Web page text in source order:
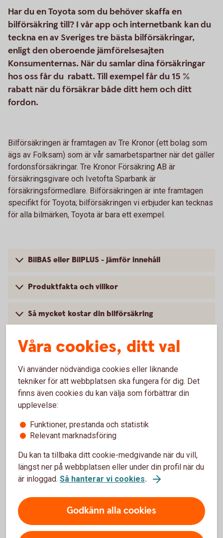
Har du en Toyota som du behöver skaffa en
bilförsäkring till? I vår app och internetbank kan du
teckna en av Sveriges tre bästa bilförsäkringar,
enligt den oberoende jämförelsesajten
Konsumenternas. När du samlar dina försäkringar
hos oss får du rabatt. Till exempel får du 15 %
rabatt när du försäkrar både ditt hem och ditt
fordon.
Bilförsäkringen är framtagen av Tre Kronor (ett bolag som
ägs av Folksam) som är vår samarbetspartner när det gäller
fordonsförsäkringar. Tre Kronor Försäkring AB är
försäkringsgivare och Ivetofta Sparbank är
försäkringsförmedlare. Bilförsäkringen är inte framtagen
specifikt för Toyota; bilförsäkringen vi erbjuder kan tecknas
för alla bilmärken, Toyota är bara ett exempel.
BilBAS eller BilPLUS - jämför innehåll
Produktfakta och villkor
Så mycket kostar din bilförsäkring
Vanliga frågor om att försäkra
Toyota
försäkringarna?
När slutar den tidigare ägarens försäkring att
gälla?
Gäller bilförsäkringen utanför Sverige?
Våra cookies, ditt val
Vi använder nödvändiga cookies eller liknande
tekniker för att webbplatsen ska fungera för dig. Det
finns även cookies du kan välja som förbättrar din
upplevelse:
Funktioner, prestanda och statistik
Relevant marknadsföring
Du kan ta tillbaka ditt cookie-medgivande när du vill,
längst ner på webbplatsen eller under din profil när du
är inloggad. Så hanterar vi cookies.
Godkänn alla cookies